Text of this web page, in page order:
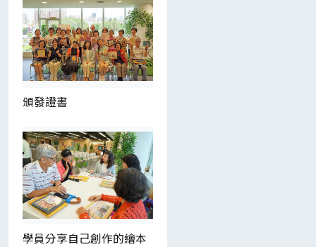
頒發證書
學員分享自己創作的繪本